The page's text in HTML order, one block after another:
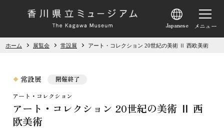
択
る
語
ホーム 展覧会 常設展 アート・コレクション 20世紀の美術 Ⅱ 西欧美術
常設展
開催終了
アート・コレクション
アート・コレクション 20世紀の美術 Ⅱ 西
欧美術